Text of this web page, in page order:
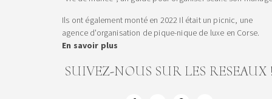
Ils ont également monté en 2022 Il était un picnic, une
agence d'organisation de pique-nique de luxe en Corse.
En savoir plus
SUIVEZ-NOUS SUR LES RESEAUX !